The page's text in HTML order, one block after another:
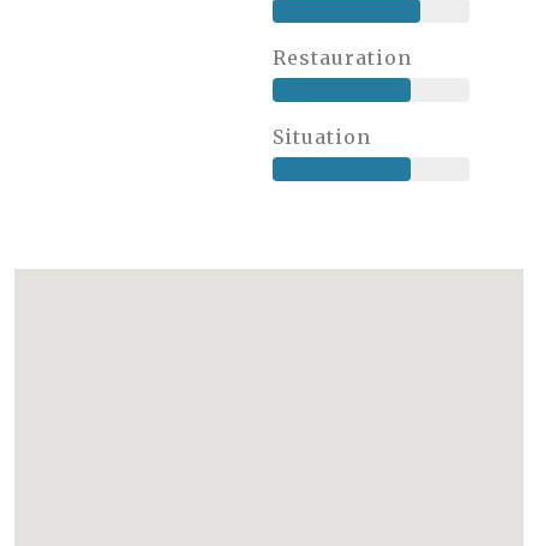
Restauration
Situation